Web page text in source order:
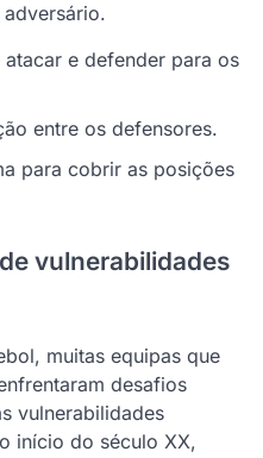
e defender para os
entre os defensores.
para cobrir as posições
vulnerabilidades
muitas equipas que
desafios
vulnerabilidades
início do século XX,